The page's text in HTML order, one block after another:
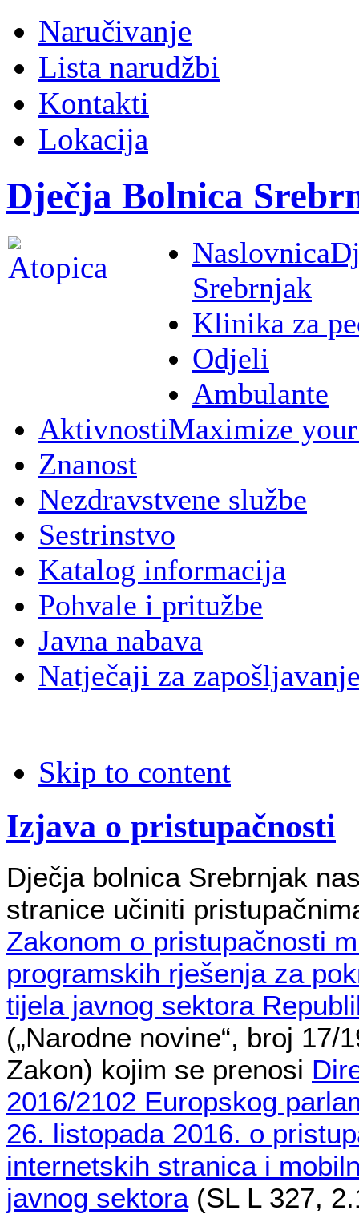
Naručivanje
Lista narudžbi
Kontakti
Lokacija
Dječja Bolnica
Naslovnica
Srebrnjak
Klinika za
Odjeli
Ambulante
AktivnostiMaximize
Znanost
Nezdravstvene službe
Sestrinstvo
Katalog informacija
Pohvale i pritužbe
Javna nabava
Natječaji za
Skip to content
Izjava o pristupačnosti
Dječja bolnica Srebrnjak
stranice učiniti
Zakonom o pristupačnosti
programskih rješenja za
tijela javnog sektora
(„Narodne novine“, broj 17/
Zakon) kojim se prenosi
2016/2102 Europskog
26. listopada 2016. o
internetskih stranica i
javnog sektora (SL L 327,